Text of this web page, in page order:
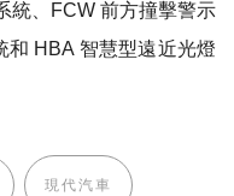
統、FCW 前方撞擊警示
和 HBA 智慧型遠近光燈
現代汽車